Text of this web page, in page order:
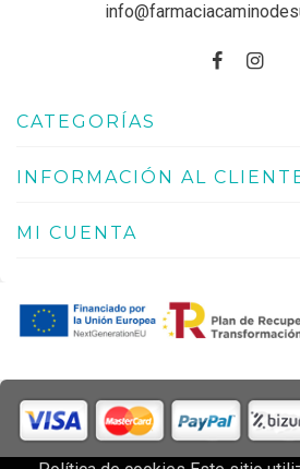
CATEGORÍAS
INFORMACIÓN AL
MI CUENTA